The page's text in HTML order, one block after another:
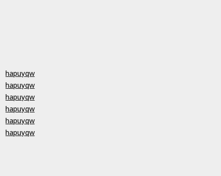
hapuyqw
hapuyqw
hapuyqw
hapuyqw
hapuyqw
hapuyqw